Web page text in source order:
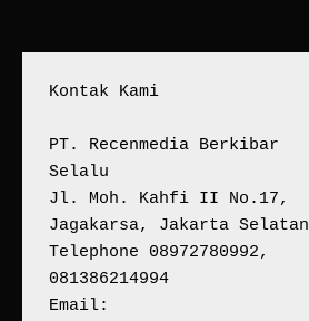
Kontak Kami
PT. Recenmedia Berkibar
Selalu
Jl. Moh. Kahfi II No.17,
Jagakarsa, Jakarta Selatan
Telephone 08972780992,
081386214994
Email: